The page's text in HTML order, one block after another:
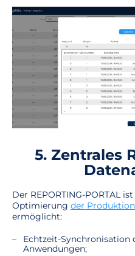
5. Zentrales
Der REPORTING-PORTAL
Optimierung der
ermöglicht:
Echtzeit-Synchronisation
Anwendungen;